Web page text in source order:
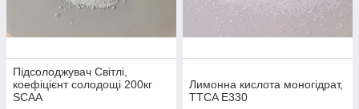
Підсолоджувач Світлі,
коефіцієнт солодощі 200кг
SCAA
Лимонна кислота моногідрат,
TTCA Е330